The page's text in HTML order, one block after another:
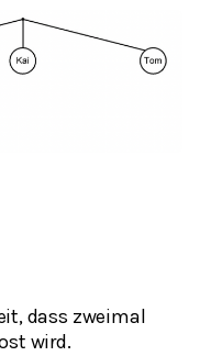
dass zweimal
wird.